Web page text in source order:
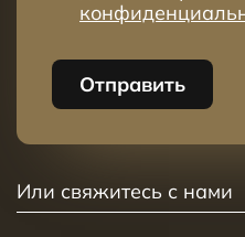
Отправить
Или свяжитесь с нами